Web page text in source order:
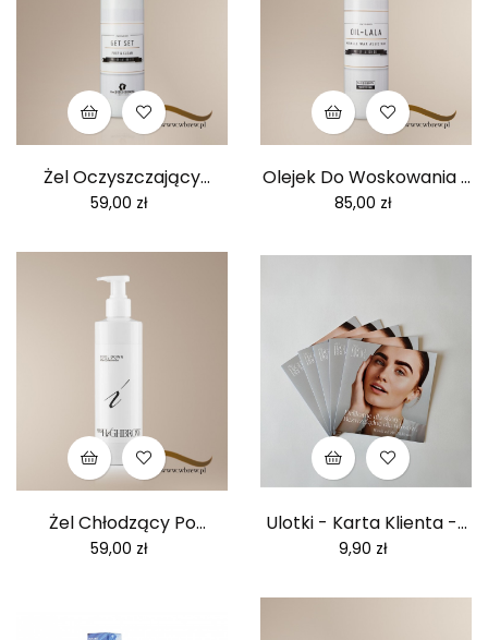
Żel Oczyszczający
Przed...
Cena
59,00 zł
Olejek Do Woskowania -
Oil...
Cena
85,00 zł
Żel Chłodzący Po
Woskowaniu...
Cena
59,00 zł
Ulotki - Karta Klienta -...
Cena
9,90 zł